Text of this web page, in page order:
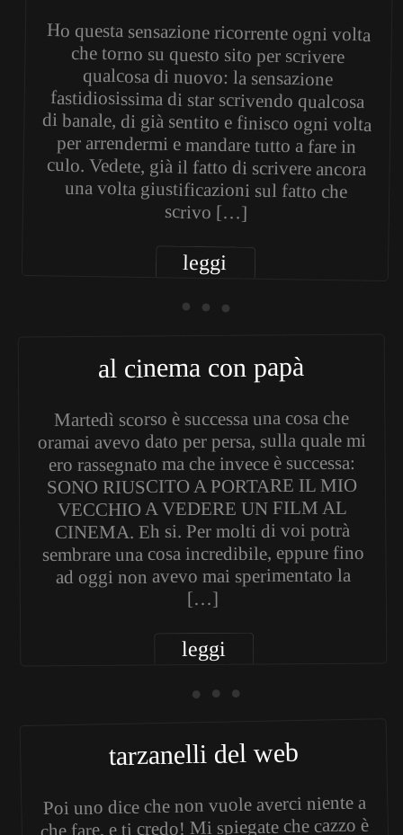
Ho questa sensazione ricorrente ogni volta
che torno su questo sito per scrivere
qualcosa di nuovo: la sensazione
fastidiosissima di star scrivendo qualcosa
di banale, di già sentito e finisco ogni volta
per arrendermi e mandare tutto a fare in
culo. Vedete, già il fatto di scrivere ancora
una volta giustificazioni sul fatto che
scrivo […]
leggi
• • •
al cinema con papà
Martedì scorso è successa una cosa che
oramai avevo dato per persa, sulla quale mi
ero rassegnato ma che invece è successa:
SONO RIUSCITO A PORTARE IL MIO
VECCHIO A VEDERE UN FILM AL
CINEMA. Eh si. Per molti di voi potrà
sembrare una cosa incredibile, eppure fino
ad oggi non avevo mai sperimentato la
[…]
leggi
• • •
tarzanelli del web
Poi uno dice che non vuole averci niente a
che fare, e ti credo! Mi spiegate che cazzo è